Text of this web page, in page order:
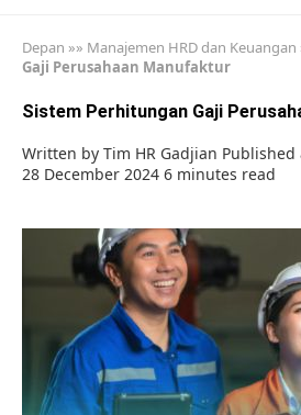
Depan »» Manajemen HRD dan Keuangan
Gaji Perusahaan Manufaktur
Sistem Perhitungan Gaji
Written by Tim HR Gadjian Published
28 December 2024 6 minutes read